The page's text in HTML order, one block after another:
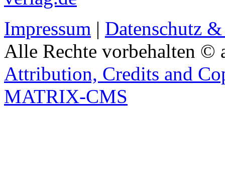
Impressum | Datenschutz
Alle Rechte vorbehalten ©
Attribution, Credits and
MATRIX-CMS